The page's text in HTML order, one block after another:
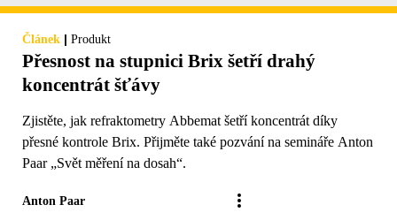
Článek | Produkt
Přesnost na stupnici Brix šetří drahý
koncentrát šťávy
Zjistěte, jak refraktometry Abbemat šetří koncentrát díky
přesné kontrole Brix. Přijměte také pozvání na semináře Anton
Paar „Svět měření na dosah“.
Anton Paar